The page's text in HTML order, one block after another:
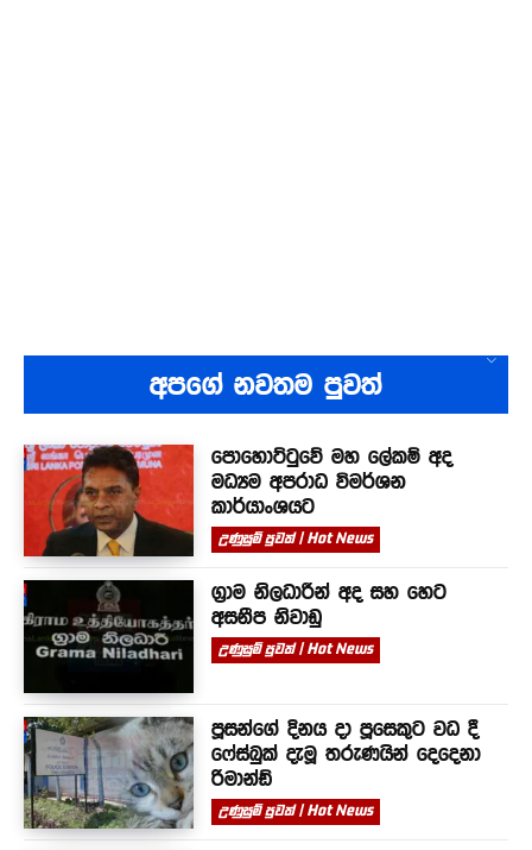
අපගේ නවතම පුවත්
පොහොට්ටුවේ මහ ලේකම් අද
මධ්‍යම අපරාධ විමර්ශන
කාර්යාංශයට
උණුසුම් පුවත් | Hot News
ග්‍රාම නිලධාරීන් අද සහ හෙට
අසනීප නිවාඩු
උණුසුම් පුවත් | Hot News
පූසන්ගේ දිනය දා පූසෙකුට වධ දී
ෆේස්බුක් දැමූ තරුණයින් දෙදෙනා
රිමාන්ඩ්
උණුසුම් පුවත් | Hot News